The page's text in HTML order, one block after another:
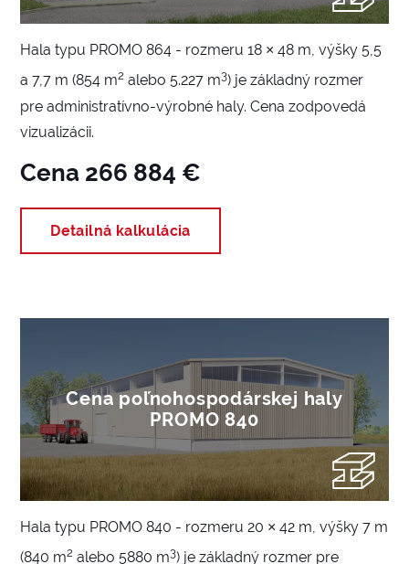
Hala typu PROMO 864 - rozmeru 18 × 48 m, výšky 5,5
a 7,7 m (854 m2 alebo 5.227 m3) je základný rozmer
pre administratívno-výrobné haly. Cena zodpovedá
vizualizácii.
Cena 266 884 €
Detailná kalkulácia
Cena poľnohospodárskej haly
PROMO 840
Hala typu PROMO 840 - rozmeru 20 × 42 m, výšky 7 m
(840 m2 alebo 5880 m3) je základný rozmer pre